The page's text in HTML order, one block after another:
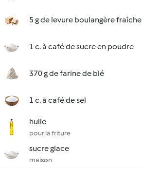
5 g de levure boulangère fraîche
1 c. à café de sucre en poudre
370 g de farine de blé
1 c. à café de sel
huile
pour la friture
sucre glace
maison